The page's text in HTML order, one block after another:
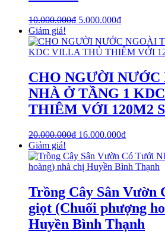
10.000.000₫ 5.000.000₫
Giảm giá!
CHO NGƯỜI
NHÀ Ở TẦNG 1
THIÊM VỚI 120M2
20.000.000₫ 16.000.000₫
Giảm giá!
Trồng Cây Sân Vườn
giọt (Chuối phượng
Huyền Bình Thạnh